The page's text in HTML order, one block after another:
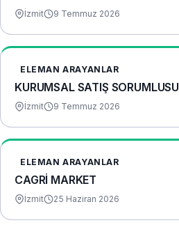
İzmit 9 Temmuz 2026
ELEMAN ARAYANLAR
KURUMSAL SATIŞ SORUMLUSU
İzmit 9 Temmuz 2026
ELEMAN ARAYANLAR
CAGRİ MARKET
İzmit 25 Haziran 2026